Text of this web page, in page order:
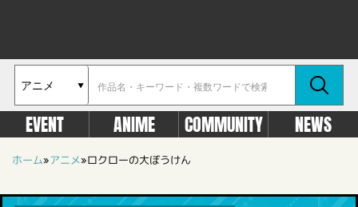
EVENT ANIME COMMUNITY NEWS
ホーム»アニメ»ロクローの大ぼうけん